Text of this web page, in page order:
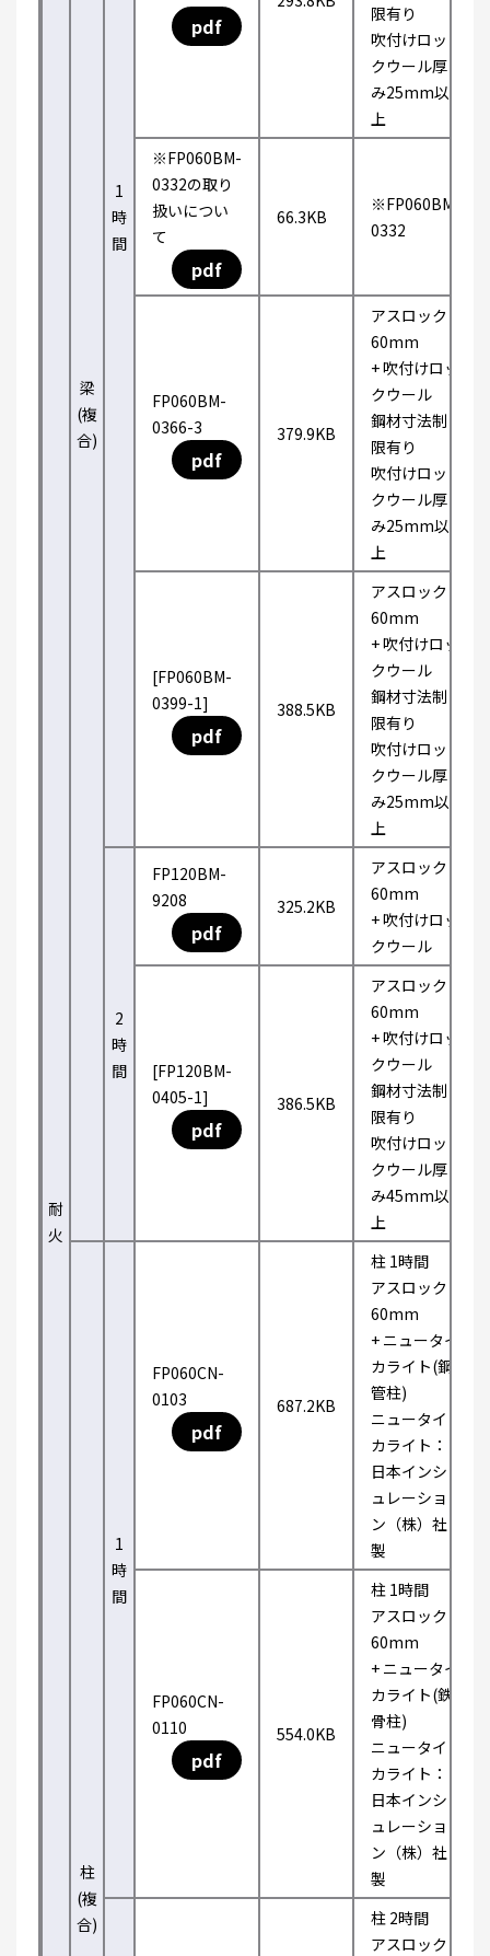
耐
火
梁
(複
合)
1
時
間
pdf
限有り
吹付けロッ
クウール厚
み25mm以
上
※FP060BM-
0332の取り
扱いについ
て
pdf
66.3KB
※FP060BM-
0332
FP060BM-
0366-3
pdf
379.9KB
アスロック
60mm
+ 吹付けロッ
クウール
鋼材寸法制
限有り
吹付けロッ
クウール厚
み25mm以
上
[FP060BM-
0399-1]
pdf
388.5KB
アスロック
60mm
+ 吹付けロッ
クウール
鋼材寸法制
限有り
吹付けロッ
クウール厚
み25mm以
上
2
時
間
FP120BM-
9208
pdf
325.2KB
アスロック
60mm
+ 吹付けロッ
クウール
[FP120BM-
0405-1]
pdf
386.5KB
アスロック
60mm
+ 吹付けロッ
クウール
鋼材寸法制
限有り
吹付けロッ
クウール厚
み45mm以
上
柱
(複
合)
1
時
間
FP060CN-
0103
pdf
687.2KB
柱 1時間
アスロック
60mm
+ ニュータイ
カライト(鋼
管柱)
ニュータイ
カライト：
日本インシ
ュレーショ
ン（株）社
製
FP060CN-
0110
pdf
554.0KB
柱 1時間
アスロック
60mm
+ ニュータイ
カライト(鉄
骨柱)
ニュータイ
カライト：
日本インシ
ュレーショ
ン（株）社
製
柱 2時間
アスロック